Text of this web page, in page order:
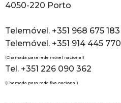
4050-220 Porto
Telemóvel. +351 968 675 183
Telemóvel. +351 914 445 770
(Chamada para rede móvel nacional)
Tel. +351 226 090 362
(Chamada para rede fixa nacional)